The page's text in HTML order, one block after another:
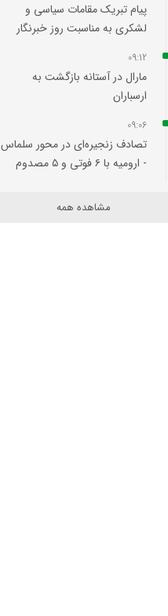
پیام تبریک مقامات سیاسی و
لشکری به مناسبت روز خبرنگار
09:12
مارال در آستانه بازگشت به
ارسباران
09:06
تصادف زنجیره‌ای در محور سلماس
- ارومیه با ۶ فوتی و ۵ مصدوم
مسیر اهر به خاوران و باسمنج
مشاهده همه